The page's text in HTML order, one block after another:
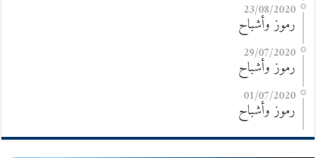
23/08/2020
رموز وأشباح
29/07/2020
رموز وأشباح
01/07/2020
رموز وأشباح